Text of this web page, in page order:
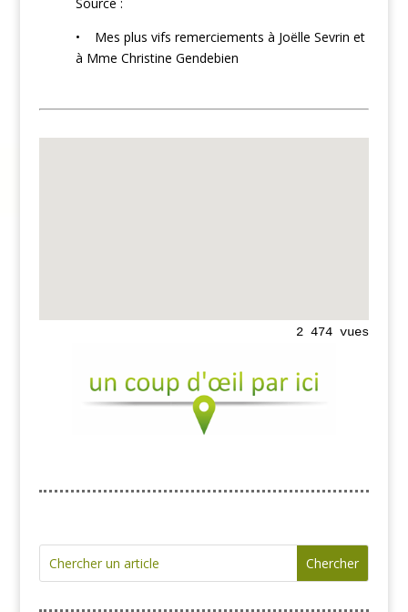
• Mes plus vifs remerciements à Joëlle Sevrin et
à Mme Christine Gendebien
2 474 vues